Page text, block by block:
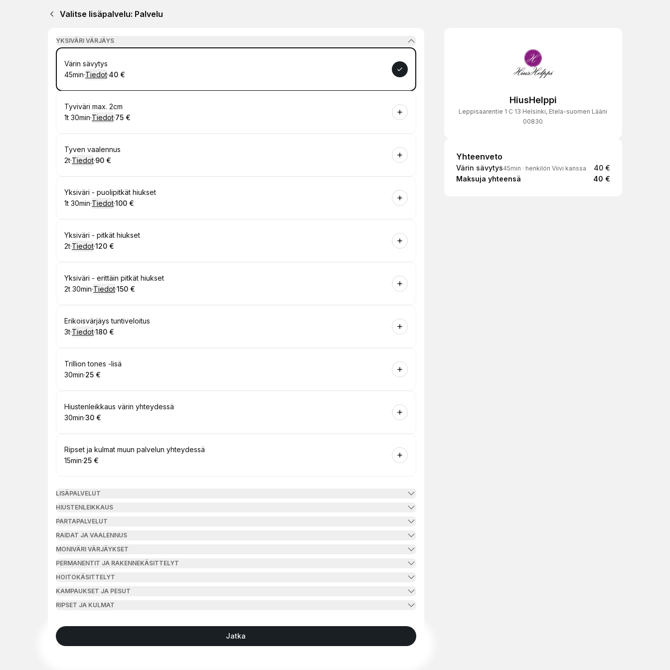
Valitse lisäpalvelu: Palvelu
YKSIVÄRI VÄRJÄYS
Varaa
Värin sävytys
.Kesto:
45min·Tiedot·
.Hinta
40 €
Varaa
Tyviväri max. 2cm
.Kesto:
1t 30min·Tiedot·
. Hinta
75 €
Varaa
Tyven vaalennus
.Kesto:
2t·Tiedot·
.Hinta
90 €
Varaa
Yksiväri - puolipitkät hiukset
.Kesto:
1t 30min·Tiedot·
.Hinta
100 €
Varaa
Yksiväri - pitkät hiukset
.Kesto:
2t·Tiedot·
.Hinta
120 €
Varaa
Yksiväri - erittäin pitkät hiukset
.Kesto:
2t 30min·Tiedot·
.Hinta
150 €
Varaa
Erikoisvärjäys tuntiveloitus
.Kesto:
3t·Tiedot·
.Hinta
180 €
Varaa
Trillion tones -lisä
.Kesto:
30min·
.Hinta
25 €
Varaa
Hiustenleikkaus värin yhteydessä
.Kesto:
30min·
.Hinta
30 €
Varaa
Ripset ja kulmat muun palvelun yhteydessä
.Kesto:
15min·
.Hinta
25 €
LISÄPALVELUT
HIUSTENLEIKKAUS
PARTAPALVELUT
RAIDAT JA VAALENNUS
MONIVÄRI VÄRJÄYKSET
PERMANENTIT JA RAKENNEKÄSITTELYT
HOITOKÄSITTELYT
KAMPAUKSET JA PESUT
RIPSET JA KULMAT
HiusHelppi
Leppisaarentie 1 C 13 Helsinki, Etela-suomen Lääni
00830
Yhteenveto
Yhteenveto
Värin sävytys45min · henkilön Viivi kanssa
40 €
Maksuja yhteensä
40 €
Jatka